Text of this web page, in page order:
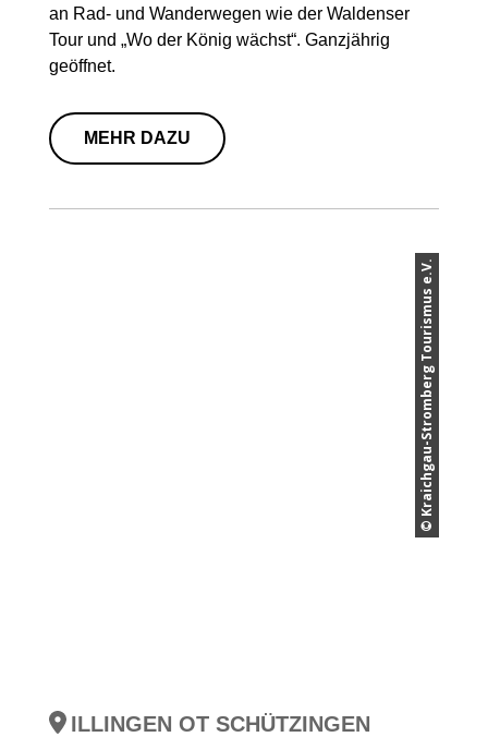
an Rad- und Wanderwegen wie der Waldenser
Tour und „Wo der König wächst“. Ganzjährig
geöffnet.
MEHR DAZU
© Kraichgau-Stromberg Tourismus e.V.
ILLINGEN OT SCHÜTZINGEN